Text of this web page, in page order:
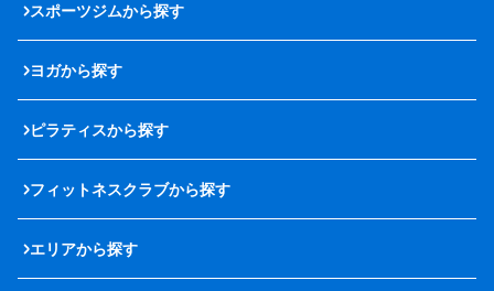
スポーツジムから探す
ヨガから探す
ピラティスから探す
フィットネスクラブから探す
エリアから探す